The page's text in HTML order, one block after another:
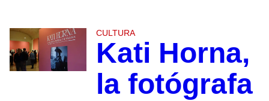
CULTURA
Kati Horna,
la fotógrafa